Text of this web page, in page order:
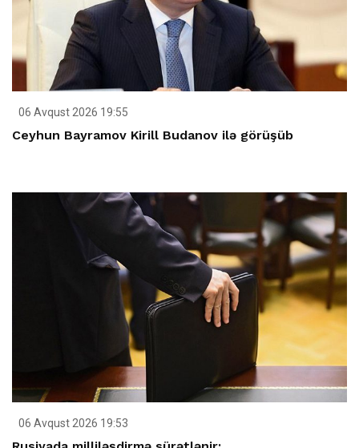
06 Avqust 2026 19:55
Ceyhun Bayramov Kirill Budanov ilə görüşüb
06 Avqust 2026 19:53